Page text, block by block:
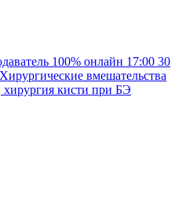
100% онлайн 17:00 30
Хирургические вмешательства
хирургия кисти при БЭ